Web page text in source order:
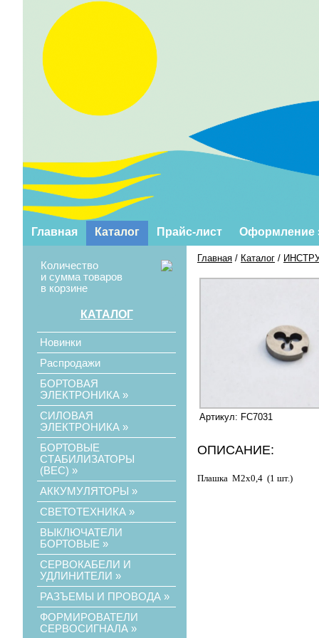
Главная Каталог Прайс-лист Оформление
Количество
и сумма товаров
в корзине
КАТАЛОГ
Новинки
Распродажи
БОРТОВАЯ
ЭЛЕКТРОНИКА »
СИЛОВАЯ
ЭЛЕКТРОНИКА »
БОРТОВЫЕ
СТАБИЛИЗАТОРЫ
(ВЕС) »
АККУМУЛЯТОРЫ »
СВЕТОТЕХНИКА »
ВЫКЛЮЧАТЕЛИ
БОРТОВЫЕ »
СЕРВОКАБЕЛИ И
УДЛИНИТЕЛИ »
РАЗЪЕМЫ И ПРОВОДА »
ФОРМИРОВАТЕЛИ
СЕРВОСИГНАЛА »
Главная / Каталог /
Артикул: FC7031
ОПИСАНИЕ:
Плашка М2х0,4 (1 шт.)